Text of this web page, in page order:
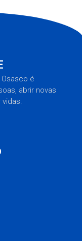
é
abrir novas